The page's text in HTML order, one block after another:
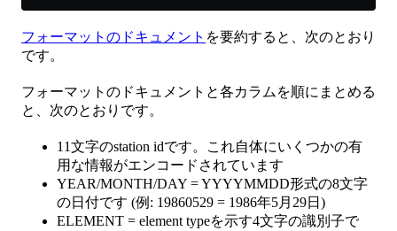
フォーマットのドキュメント を要約すると、次のとおり
です。
フォーマットのドキュメントと各カラムを順にまとめる
と、次のとおりです。
11文字のstation idです。これ自体にいくつかの有
用な情報がエンコードされています
YEAR/MONTH/DAY = YYYYMMDD形式の8文字
の日付です (例: 19860529 = 1986年5月29日)
ELEMENT = element typeを示す4文字の識別子で